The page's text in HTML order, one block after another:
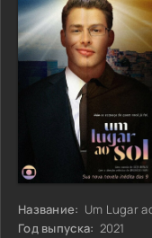
Название: Um Lugar
Год выпуска: 2021